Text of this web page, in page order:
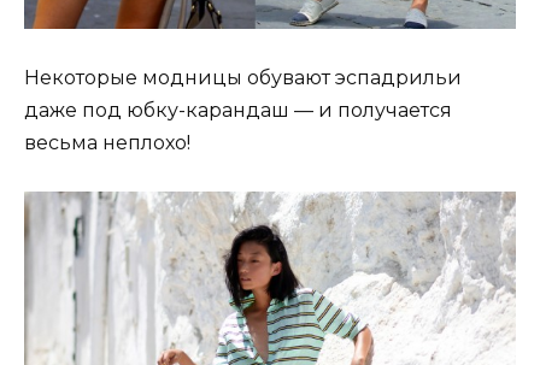
Некоторые модницы обувают эспадрильи
даже под юбку-карандаш — и получается
весьма неплохо!